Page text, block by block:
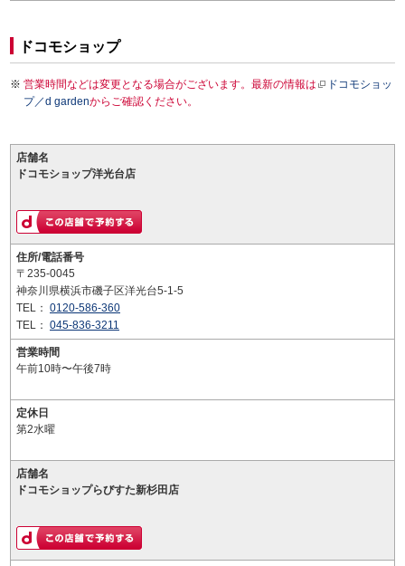
ドコモショップ
営業時間などは変更となる場合がございます。最新の情報は
ドコモショッ
プ／d gardenからご確認ください。
店舗名
ドコモショップ洋光台店
住所/電話番号
〒235-0045
神奈川県横浜市磯子区洋光台5-1-5
TEL： 0120-586-360
TEL： 045-836-3211
営業時間
午前10時〜午後7時
定休日
第2水曜
店舗名
ドコモショップらびすた新杉田店